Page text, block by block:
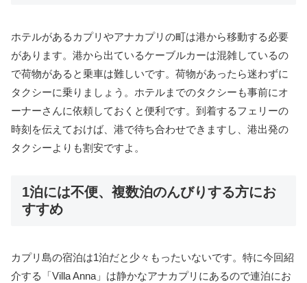
ホテルがあるカプリやアナカプリの町は港から移動する必要
があります。港から出ているケーブルカーは混雑しているの
で荷物があると乗車は難しいです。荷物があったら迷わずに
タクシーに乗りましょう。ホテルまでのタクシーも事前にオ
ーナーさんに依頼しておくと便利です。到着するフェリーの
時刻を伝えておけば、港で待ち合わせできますし、港出発の
タクシーよりも割安ですよ。
1泊には不便、複数泊のんびりする方にお
すすめ
カプリ島の宿泊は1泊だと少々もったいないです。特に今回紹
介する「Villa Anna」は静かなアナカプリにあるので連泊にお